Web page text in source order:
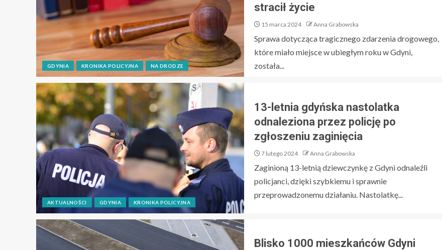
GDYNIA KRONIKA POLICYJNA NA DRODZE
stracił życie
15 marca 2024 Anna Grabowska
Sprawa dotycząca tragicznego zdarzenia drogowego,
które miało miejsce w ubiegłym roku w Gdyni,
została...
AKTUALNOŚCI GDYNIA KRONIKA POLICYJNA
13-letnia gdyńska nastolatka
odnaleziona przez policję po
zgłoszeniu zaginięcia
7 lutego 2024 Anna Grabowska
Zaginioną 13-letnią dziewczynkę z Gdyni odnaleźli
policjanci, dzięki szybkiemu i sprawnie
przeprowadzonemu działaniu. Nastolatkę...
Blisko 1000 mieszkańców Gdyni